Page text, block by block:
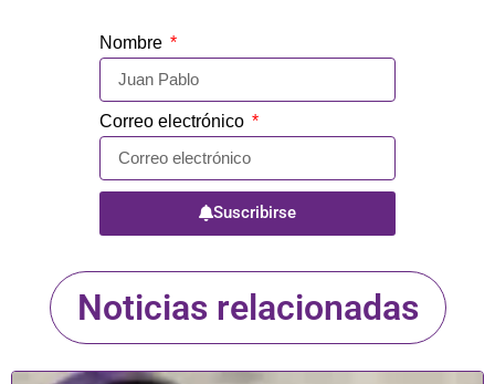
Nombre
Correo electrónico
Suscribirse
Noticias relacionadas